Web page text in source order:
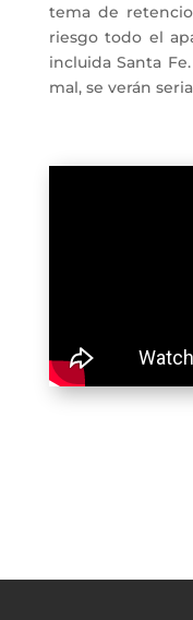
tema de
riesgo todo el
incluida Santa
mal, se verán